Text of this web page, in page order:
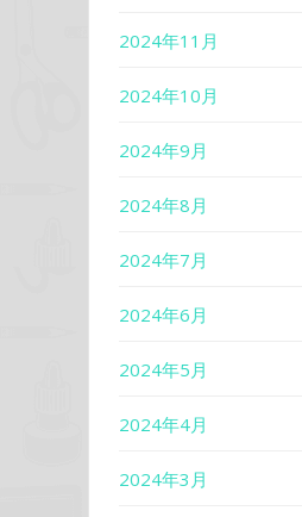
2024年11月
2024年10月
2024年9月
2024年8月
2024年7月
2024年6月
2024年5月
2024年4月
2024年3月